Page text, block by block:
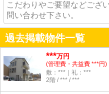
こだわりやご要望などござ
問い合わせ下さい。
過去掲載物件一覧
***万円
(管理費・共益費 ***円)
敷：***｜礼：***
2階 / *** / ***